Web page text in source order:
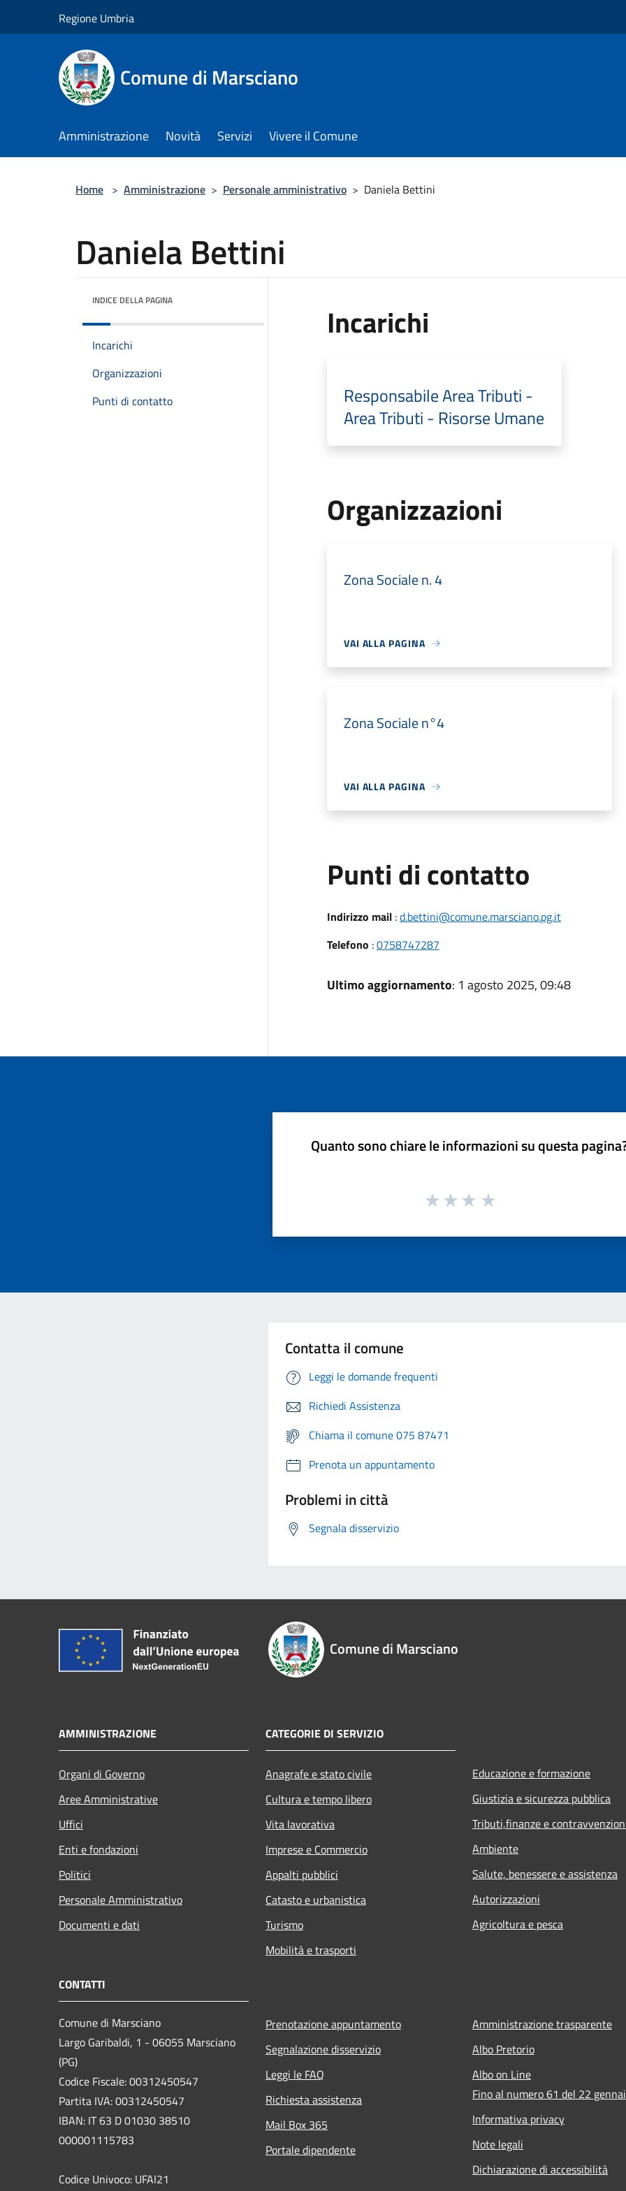
Regione Umbria
Comune di Marsciano
Amministrazione Novità Servizi Vivere il Comune
Home > Amministrazione > Personale amministrativo > Daniela Bettini
Daniela Bettini
INDICE DELLA PAGINA
Incarichi
Organizzazioni
Punti di contatto
Incarichi
Responsabile Area Tributi -
Area Tributi - Risorse Umane
Organizzazioni
Zona Sociale n. 4
VAI ALLA PAGINA
Zona Sociale n°4
VAI ALLA PAGINA
Punti di contatto
Indirizzo mail:d.bettini@comune.marsciano.pg.it
Telefono :0758747287
Ultimo aggiornamento: 1 agosto 2025, 09:48
Quanto sono chiare le informazioni su questa
Contatta il comune
Leggi le domande frequenti
Richiedi Assistenza
Chiama il comune 075 87471
Prenota un appuntamento
Problemi in città
Segnala disservizio
Comune di Marsciano
AMMINISTRAZIONE
Organi di Governo
Aree Amministrative
Uffici
Enti e fondazioni
Politici
Personale Amministrativo
Documenti e dati
CATEGORIE DI SERVIZIO
Anagrafe e stato civile
Cultura e tempo libero
Vita lavorativa
Imprese e Commercio
Appalti pubblici
Catasto e urbanistica
Turismo
Mobilità e trasporti
Educazione e formazione
Giustizia e sicurezza pubblica
Tributi,finanze e
Ambiente
Salute, benessere e assistenza
Autorizzazioni
Agricoltura e pesca
CONTATTI
Comune di Marsciano
Largo Garibaldi, 1 - 06055 Marsciano
(PG)
Codice Fiscale: 00312450547
Partita IVA: 00312450547
IBAN: IT 63 D 01030 38510
000001115783
Codice Univoco: UFAI21
Prenotazione appuntamento
Segnalazione disservizio
Leggi le FAQ
Richiesta assistenza
Mail Box 365
Portale dipendente
Amministrazione trasparente
Albo Pretorio
Albo on Line
Fino al numero 61 del 22
Informativa privacy
Note legali
Dichiarazione di accessibilità